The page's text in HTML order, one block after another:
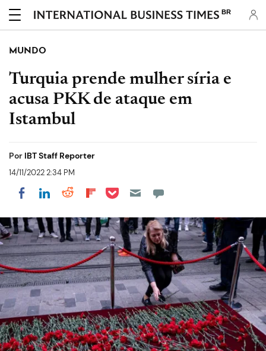
BR
MUNDO
Turquia prende mulher síria e
acusa PKK de ataque em
Istambul
Por IBT Staff Reporter
14/11/2022 2:34 PM
Share on Facebook
Share on LinkedIn
Share on Reddit
Share on Flipboard
Share on Pocket